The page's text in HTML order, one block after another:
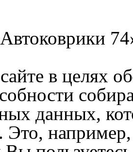
данных,
Это,
обработку
по обработке
91 67